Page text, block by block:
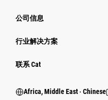
公司信息
行业解决方案
行业
联系 Cat
Africa, Middle East ‧ Chinese